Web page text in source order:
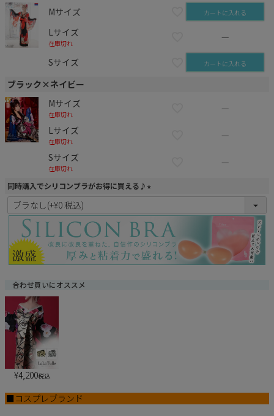
Mサイズ
カートに入れる
Lサイズ
在庫切れ
—
Sサイズ カートに入れる
ブラック×ネイビー
Mサイズ
在庫切れ
—
Lサイズ
在庫切れ
—
Sサイズ
在庫切れ
—
同時購入でシリコンブラがお得に買える♪
(
須
)
合わせ買いにオススメ
¥4,200税込
■コスプレブランド